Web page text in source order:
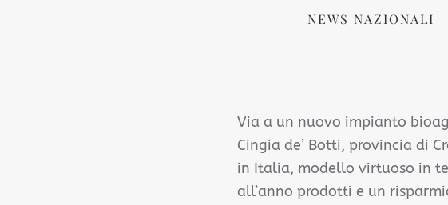
NEWS NAZIONALI
Via a un nuovo impianto
Cingia de’ Botti, provincia di
in Italia, modello virtuoso in
all’anno prodotti e un